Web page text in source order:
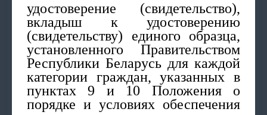
удостоверение (свидетельство),
вкладыш к удостоверению
(свидетельству) единого образца,
установленного Правительством
Республики Беларусь для каждой
категории граждан, указанных в
пунктах 9 и 10 Положения о
порядке и условиях обеспечения